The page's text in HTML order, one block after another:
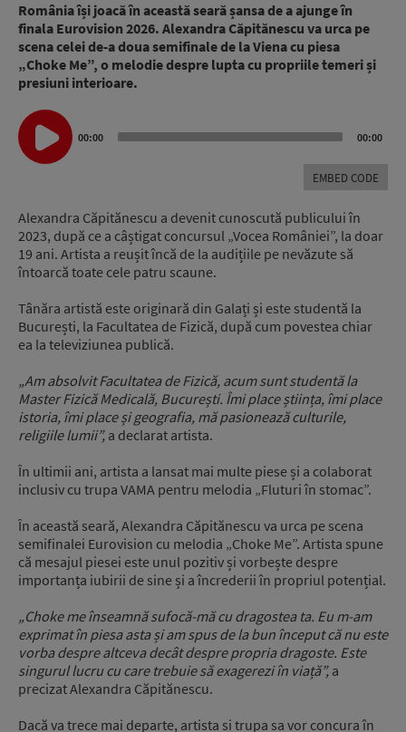
România își joacă în această seară șansa de a ajunge în
finala Eurovision 2026. Alexandra Căpitănescu va urca pe
scena celei de-a doua semifinale de la Viena cu piesa
„Choke Me”, o melodie despre lupta cu propriile temeri și
presiuni interioare.
Audio
Player
00:00 00:00
EMBED CODE
Alexandra Căpitănescu a devenit cunoscută publicului în
2023, după ce a câștigat concursul „Vocea României”, la doar
19 ani. Artista a reușit încă de la audițiile pe nevăzute să
întoarcă toate cele patru scaune.
Tânăra artistă este originară din Galați și este studentă la
București, la Facultatea de Fizică, după cum povestea chiar
ea la televiziunea publică.
„Am absolvit Facultatea de Fizică, acum sunt studentă la
Master Fizică Medicală, București. Îmi place știința, îmi place
istoria, îmi place și geografia, mă pasionează culturile,
religiile lumii”, a declarat artista.
În ultimii ani, artista a lansat mai multe piese și a colaborat
inclusiv cu trupa VAMA pentru melodia „Fluturi în stomac”.
În această seară, Alexandra Căpitănescu va urca pe scena
semifinalei Eurovision cu melodia „Choke Me”. Artista spune
că mesajul piesei este unul pozitiv și vorbește despre
importanța iubirii de sine și a încrederii în propriul potențial.
„Choke me înseamnă sufocă-mă cu dragostea ta. Eu m-am
exprimat în piesa asta și am spus de la bun început că nu este
vorba despre altceva decât despre propria dragoste. Este
singurul lucru cu care trebuie să exagerezi în viață”, a
precizat Alexandra Căpitănescu.
Dacă va trece mai departe, artista si trupa sa vor concura în